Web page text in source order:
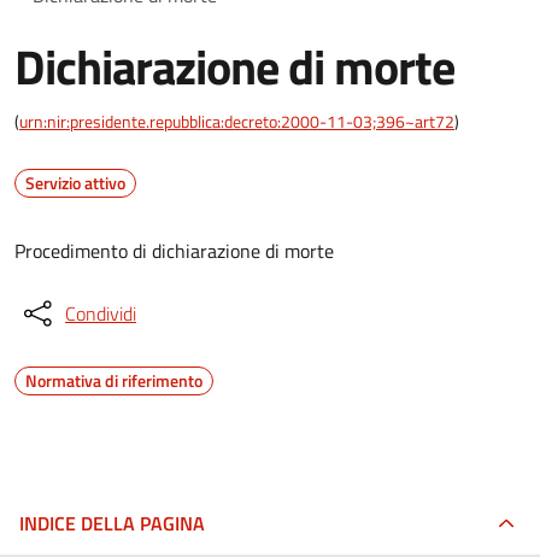
Dichiarazione di morte
(urn:nir:presidente.repubblica:decreto:2000-11-03;396~art72)
Servizio attivo
Procedimento di dichiarazione di morte
Condividi
Normativa di riferimento
INDICE DELLA PAGINA